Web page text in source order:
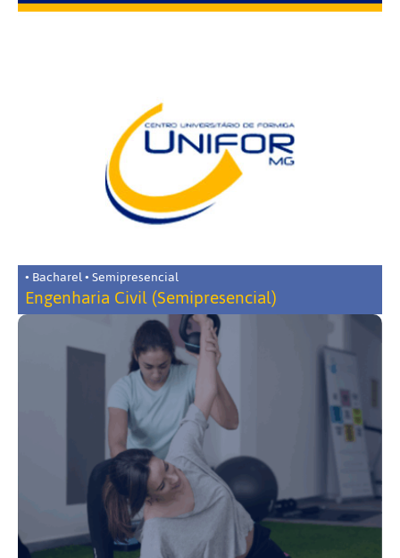
• Bacharel • Semipresencial
Engenharia Civil (Semipresencial)